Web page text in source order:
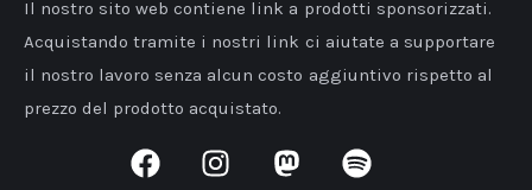
Il nostro sito web contiene link a prodotti sponsorizzati.
Acquistando tramite i nostri link ci aiutate a supportare
il nostro lavoro senza alcun costo aggiuntivo rispetto al
prezzo del prodotto acquistato.